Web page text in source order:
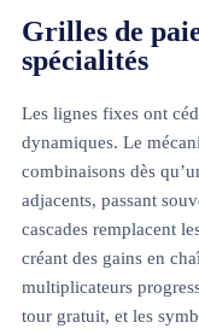
Grilles de
spécialités
Les lignes fixes ont
dynamiques. Le
combinaisons dès
adjacents, passant
cascades remplacent
créant des gains en
multiplicateurs
tour gratuit, et les